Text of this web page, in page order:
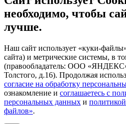
необходимо, чтобы
лучше.
Наш сайт использует «куки-
сайта) и метрические системы, в
(правообладатель: ООО
Толстого, д.16). Продолжая
согласие на обработку
ознакомление и соглашаетесь с
персональных данных и
файлов».